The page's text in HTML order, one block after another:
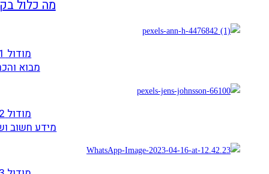
מה כלול
מודול 1
מבוא
מודול 2
מידע חשוב